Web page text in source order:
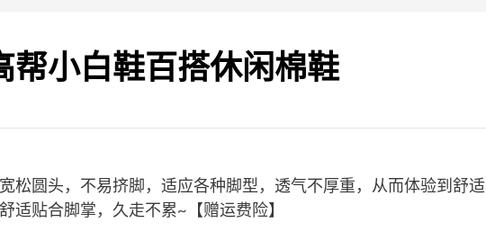
帮小白鞋百搭休闲棉鞋
松圆头，不易挤脚，适应各种脚型，透气不厚重，从而体验到舒适
适贴合脚掌，久走不累~【赠运费险】